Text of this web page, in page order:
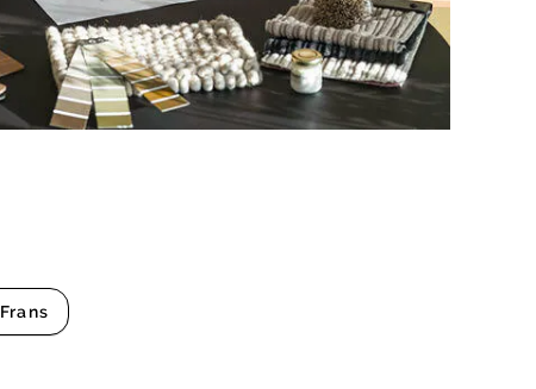
Frans